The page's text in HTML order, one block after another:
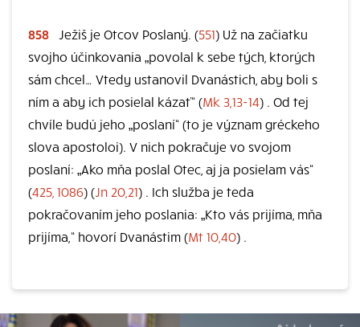
858 Ježiš je Otcov Poslaný. (551) Už na začiatku
svojho účinkovania „povolal k sebe tých, ktorých
sám chcel… Vtedy ustanovil Dvanástich, aby boli s
ním a aby ich posielal kázať“ (Mk 3,13-14) . Od tej
chvíle budú jeho „poslaní“ (to je význam gréckeho
slova apostoloi). V nich pokračuje vo svojom
poslaní: „Ako mňa poslal Otec, aj ja posielam vás“
(425, 1086) (Jn 20,21) . Ich služba je teda
pokračovaním jeho poslania: „Kto vás prijíma, mňa
prijíma,“ hovorí Dvanástim (Mt 10,40) .